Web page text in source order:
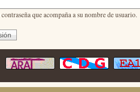
que acompaña a su nombre de usuario.